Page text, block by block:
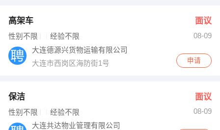
高架车 面议
性别不限 经验不限
08-09
大连德源兴货物运输有限公司
大连市西岗区海防街1号
申请
保洁 面议
性别不限 经验不限
08-09
大连共达物业管理有限公司